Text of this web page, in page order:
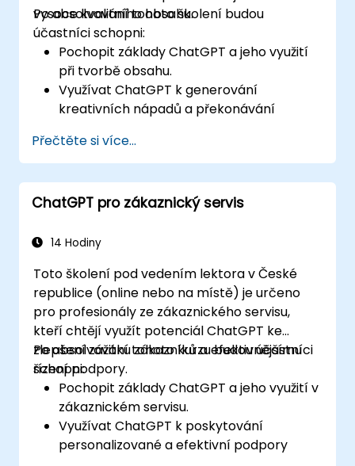
vysoce kvalitního obsahu.
Po absolvování tohoto školení budou
účastníci schopni:
Pochopit základy ChatGPT a jeho využití
při tvorbě obsahu.
Využívat ChatGPT k generování
kreativních nápadů a překonávání
Zlepšovat kvalitu a relevanci obsahu s
pomocí ChatGPT.
Aplikovat osvědčené postupy při
začlenění ChatGPT do procesů tvorby
Přečtěte si více...
ChatGPT pro zákaznický servis
14 Hodiny
Toto školení pod vedením lektora v České
republice (online nebo na místě) je určeno
pro profesionály ze zákaznického servisu,
kteří chtějí využít potenciál ChatGPT ke
zlepšení zážitku zákazníků a efektivnějšímu
řízení podpory.
Po absolvování tohoto kurzu budou účastníci
schopni:
Pochopit základy ChatGPT a jeho využití v
zákaznickém servisu.
Využívat ChatGPT k poskytování
personalizované a efektivní podpory